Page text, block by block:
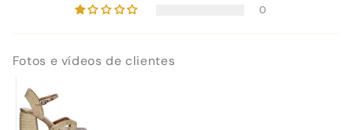
0
Fotos e vídeos de clientes